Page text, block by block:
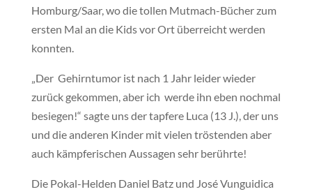
Homburg/Saar, wo die tollen Mutmach-Bücher zum
ersten Mal an die Kids vor Ort überreicht werden
konnten.
„Der Gehirntumor ist nach 1 Jahr leider wieder
zurück gekommen, aber ich werde ihn eben nochmal
besiegen!“ sagte uns der tapfere Luca (13 J.), der uns
und die anderen Kinder mit vielen tröstenden aber
auch kämpferischen Aussagen sehr berührte!
Die Pokal-Helden Daniel Batz und José Vunguidica